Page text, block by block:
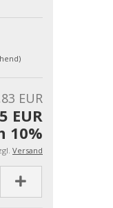
EUR
EUR
10%
Versand